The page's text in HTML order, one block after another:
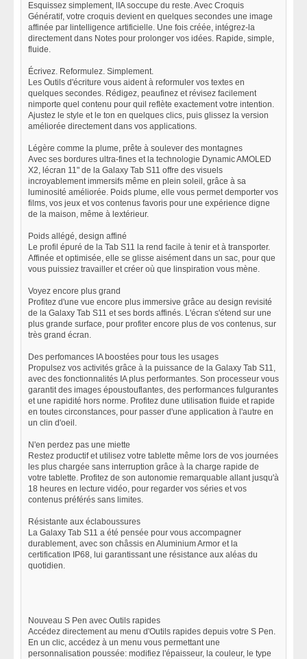
Esquissez simplement, lIA soccupe du reste. Avec Croquis
Génératif, votre croquis devient en quelques secondes une image
affinée par lintelligence artificielle. Une fois créée, intégrez-la
directement dans Notes pour prolonger vos idées. Rapide, simple,
fluide.
Écrivez. Reformulez. Simplement.
Les Outils d'écriture vous aident à reformuler vos textes en
quelques secondes. Rédigez, peaufinez et révisez facilement
nimporte quel contenu pour quil reflète exactement votre intention.
Ajustez le style et le ton en quelques clics, puis glissez la version
améliorée directement dans vos applications.
Légère comme la plume, prête à soulever des montagnes
Avec ses bordures ultra-fines et la technologie Dynamic AMOLED
X2, lécran 11" de la Galaxy Tab S11 offre des visuels
incroyablement immersifs même en plein soleil, grâce à sa
luminosité améliorée. Poids plume, elle vous permet demporter vos
films, vos jeux et vos contenus favoris pour une expérience digne
de la maison, même à lextérieur.
Poids allégé, design affiné
Le profil épuré de la Tab S11 la rend facile à tenir et à transporter.
Affinée et optimisée, elle se glisse aisément dans un sac, pour que
vous puissiez travailler et créer où que linspiration vous mène.
Voyez encore plus grand
Profitez d'une vue encore plus immersive grâce au design revisité
de la Galaxy Tab S11 et ses bords affinés. L'écran s'étend sur une
plus grande surface, pour profiter encore plus de vos contenus, sur
très grand écran.
Des perfomances IA boostées pour tous les usages
Propulsez vos activités grâce à la puissance de la Galaxy Tab S11,
avec des fonctionnalités IA plus performantes. Son processeur vous
garantit des images époustouflantes, des performances fulgurantes
et une rapidité hors norme. Profitez dune utilisation fluide et rapide
en toutes circonstances, pour passer d'une application à l'autre en
un clin d'oeil.
N'en perdez pas une miette
Restez productif et utilisez votre tablette même lors de vos journées
les plus chargée sans interruption grâce à la charge rapide de
votre tablette. Profitez de son autonomie remarquable allant jusqu'à
18 heures en lecture vidéo, pour regarder vos séries et vos
contenus préférés sans limites.
Résistante aux éclaboussures
La Galaxy Tab S11 a été pensée pour vous accompagner
durablement, avec son châssis en Aluminium Armor et la
certification IP68, lui garantissant une résistance aux aléas du
quotidien.
Nouveau S Pen avec Outils rapides
Accédez directement au menu d'Outils rapides depuis votre S Pen.
En un clic, accédez à un menu vous permettant une
personnalisation poussée: modifiez l'épaisseur, la couleur, le type